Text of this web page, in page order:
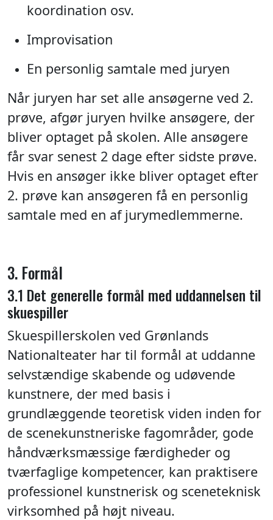
koordination osv.
Improvisation
En personlig samtale med juryen
Når juryen har set alle ansøgerne ved 2.
prøve, afgør juryen hvilke ansøgere, der
bliver optaget på skolen. Alle ansøgere
får svar senest 2 dage efter sidste prøve.
Hvis en ansøger ikke bliver optaget efter
2. prøve kan ansøgeren få en personlig
samtale med en af jurymedlemmerne.
3. Formål
3.1 Det generelle formål med uddannelsen til
skuespiller
Skuespillerskolen ved Grønlands
Nationalteater har til formål at uddanne
selvstændige skabende og udøvende
kunstnere, der med basis i
grundlæggende teoretisk viden inden for
de scenekunstneriske fagområder, gode
håndværksmæssige færdigheder og
tværfaglige kompetencer, kan praktisere
professionel kunstnerisk og sceneteknisk
virksomhed på højt niveau.